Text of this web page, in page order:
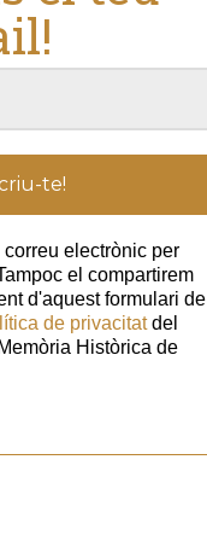
electrònic per
el compartirem
d'aquest formulari de
de privacitatdel
Històrica de